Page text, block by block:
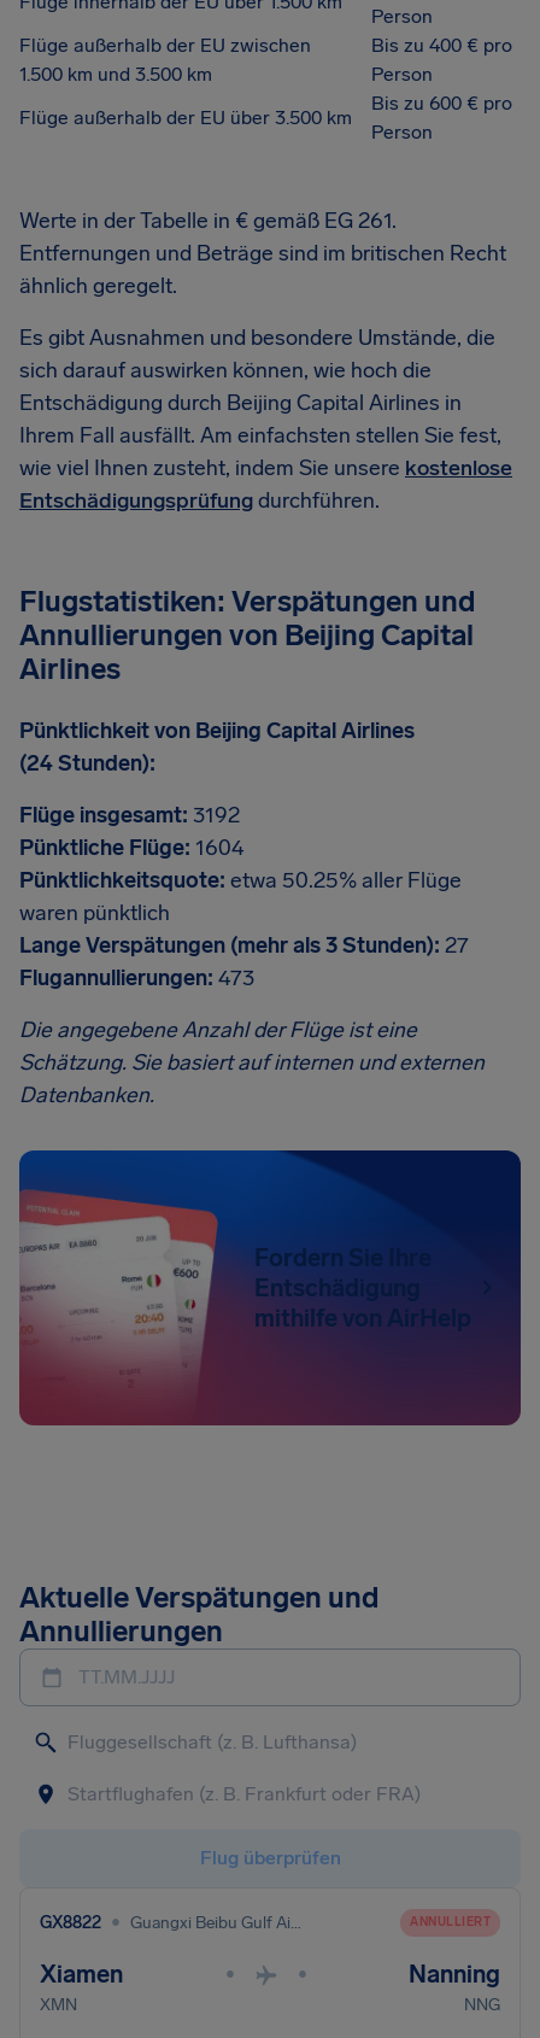
Person
Flüge außerhalb der EU zwischen
1.500 km und 3.500 km
Bis zu 400 € pro
Person
Flüge außerhalb der EU über 3.500 km
Bis zu 600 € pro
Person
Werte in der Tabelle in € gemäß EG 261.
Entfernungen und Beträge sind im britischen Recht
ähnlich geregelt.
Es gibt Ausnahmen und besondere Umstände, die
sich darauf auswirken können, wie hoch die
Entschädigung durch Beijing Capital Airlines in
Ihrem Fall ausfällt. Am einfachsten stellen Sie fest,
wie viel Ihnen zusteht, indem Sie unsere kostenlose
Entschädigungsprüfungdurchführen.
Flugstatistiken: Verspätungen und
Annullierungen von Beijing Capital
Airlines
Pünktlichkeit von Beijing Capital Airlines
(24 Stunden):
Flüge insgesamt: 3192
Pünktliche Flüge: 1604
Pünktlichkeitsquote: etwa 50.25% aller Flüge
waren pünktlich
Lange Verspätungen (mehr als 3 Stunden): 27
Flugannullierungen: 473
Die angegebene Anzahl der Flüge ist eine
Schätzung. Sie basiert auf internen und externen
Datenbanken.
Fordern Sie Ihre
Entschädigung
mithilfe von AirHelp
Aktuelle Verspätungen und
Annullierungen
TT.MM.JJJJ
Flug überprüfen
GX8822 • Guangxi Beibu Gulf Airlines ANNULLIERT
Xiamen • • Nanning
XMN NNG